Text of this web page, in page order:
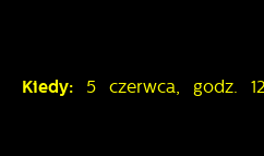
Kiedy: 5 czerwca, godz.